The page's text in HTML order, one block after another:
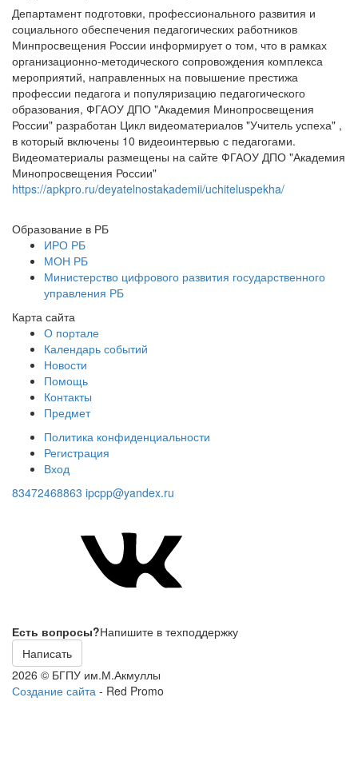
Департамент подготовки, профессионального развития и
социального обеспечения педагогических работников
Минпросвещения России информирует о том, что в рамках
организационно-методического сопровождения комплекса
мероприятий, направленных на повышение престижа
профессии педагога и популяризацию педагогического
образования, ФГАОУ ДПО "Академия Минопросвещения
России" разработан Цикл видеоматериалов "Учитель успеха" ,
в который включены 10 видеоинтервью с педагогами.
Видеоматериалы размещены на сайте ФГАОУ ДПО "Академия
Минопросвещения России"
https://apkpro.ru/deyatelnostakademii/uchiteluspekha/
Образование в РБ
ИРО РБ
МОН РБ
Министерство цифрового развития государственного
управления РБ
Карта сайта
О портале
Календарь событий
Новости
Помощь
Контакты
Предмет
Политика конфиденциальности
Регистрация
Вход
83472468863 ipcpp@yandex.ru
Есть вопросы?Напишите в техподдержку
Написать
2026 © БГПУ им.М.Акмуллы
Создание сайта - Red Promo